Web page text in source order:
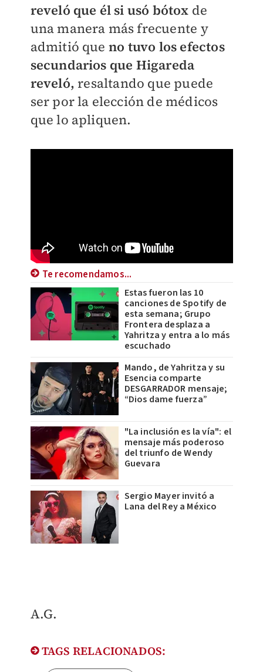
reveló que él si usó bótox de
una manera más frecuente y
admitió que no tuvo los efectos
secundarios que Higareda
reveló, resaltando que puede
ser por la elección de médicos
que lo apliquen.
Te recomendamos...
Estas fueron las 10
canciones de Spotify de
esta semana; Grupo
Frontera desplaza a
Yahritza y entra a lo más
escuchado
Mando, de Yahritza y su
Esencia comparte
DESGARRADOR mensaje;
“Dios dame fuerza”
"La inclusión es la vía": el
mensaje más poderoso
del triunfo de Wendy
Guevara
Sergio Mayer invitó a
Lana del Rey a México
​A.G.
TAGS RELACIONADOS: